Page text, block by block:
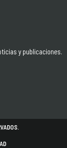
y publicaciones.